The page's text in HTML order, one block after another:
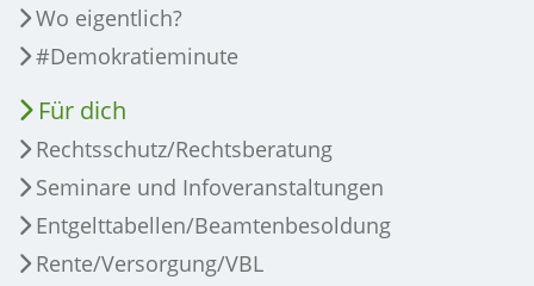
Wo eigentlich?
#Demokratieminute
Für dich
Rechtsschutz/Rechtsberatung
Seminare und Infoveranstaltungen
Entgelttabellen/Beamtenbesoldung
Rente/Versorgung/VBL